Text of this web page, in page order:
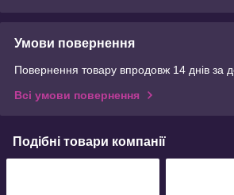
Умови повернення
Повернення товару впродовж 14 днів за
Всі умови повернення
Подібні товари компанії